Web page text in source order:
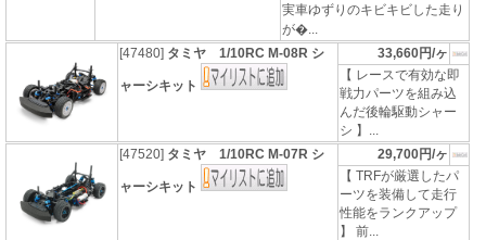
実車ゆずりのキビキビした走り
が�...
[47480] タミヤ 1/10RC M-08R シ
ャーシキット
33,660円/ヶ
【 レースで有効な即
戦力パーツを組み込
んだ後輪駆動シャー
シ 】...
[47520] タミヤ 1/10RC M-07R シ
ャーシキット
29,700円/ヶ
【 TRFが厳選したパ
ーツを装備して走行
性能をランクアップ
】 前...